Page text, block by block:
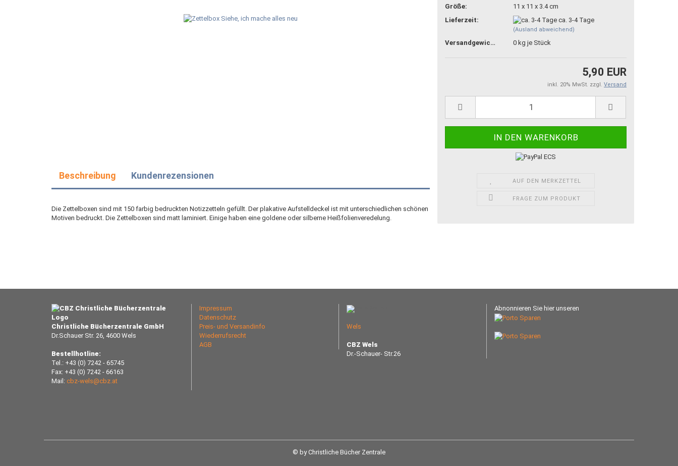
Größe:
11 x 11 x 3.4 cm
Lieferzeit:
ca. 3-4 Tage
(Ausland abweichend)
Versandgewicht: 0 kg je Stück
5,90 EUR
inkl. 20% MwSt. zzgl. Versand
AUF DEN MERKZETTEL
FRAGE ZUM PRODUKT
Beschreibung Kundenrezensionen
Die Zettelboxen sind mit 150 farbig bedruckten Notizzetteln gefüllt. Der plakative Aufstelldeckel ist mit unterschiedlichen schönen
Motiven bedruckt. Die Zettelboxen sind matt laminiert. Einige haben eine goldene oder silberne Heißfolienveredelung.
Christliche Bücherzentrale GmbH
Dr.Schauer Str. 26, 4600 Wels
Bestellhotline:
Tel.: +43 (0) 7242 - 65745
Fax: +43 (0) 7242 - 66163
Mail: cbz-wels@cbz.at
Impressum
Datenschutz
Preis- und Versandinfo
Wiederrufsrecht
AGB
Wels
CBZ Wels
Dr.-Schauer- Str.26
Abnonnieren Sie hier unseren
© by Christliche Bücher Zentrale